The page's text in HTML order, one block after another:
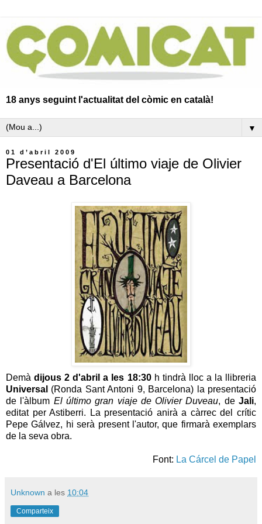
18 anys seguint l'actualitat del còmic en català!
▼
01 d’abril 2009
Presentació d'El último viaje de Olivier
Daveau a Barcelona
Demàdijous 2 d'abril a les 18:30h tindrà lloc a la llibreria
Universal (Ronda Sant Antoni 9, Barcelona) la presentació
de l'àlbum El último gran viaje de Olivier Duveau, deJali,
editat per Astiberri. La presentació anirà a càrrec del crític
Pepe Gálvez, hi serà present l'autor, que firmarà exemplars
de la seva obra.
Font: La Cárcel de Papel
Unknown a les 10:04
Comparteix